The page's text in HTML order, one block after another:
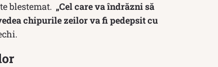
blestemat. „Cel care va în­drăzni să
chipurile zeilor va fi pedepsit cu